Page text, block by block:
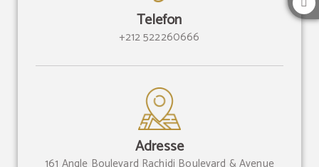
Telefon
+212 522260666
Adresse